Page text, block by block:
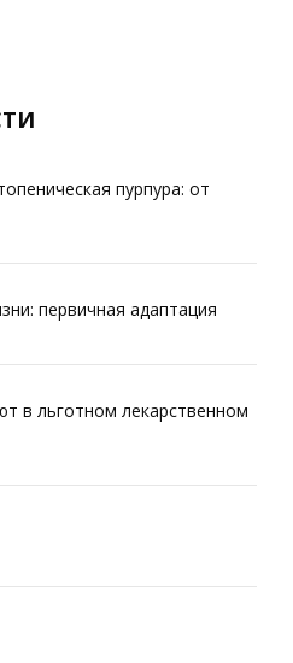
пурпура: от
первичная адаптация
в льготном лекарственном